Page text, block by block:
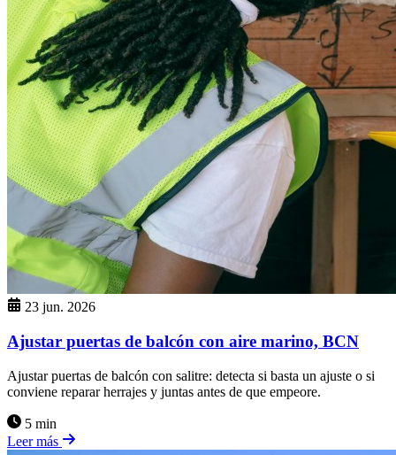
23 jun. 2026
Ajustar puertas de balcón con aire marino, BCN
Ajustar puertas de balcón con salitre: detecta si basta un ajuste o si
conviene reparar herrajes y juntas antes de que empeore.
5 min
Leer más